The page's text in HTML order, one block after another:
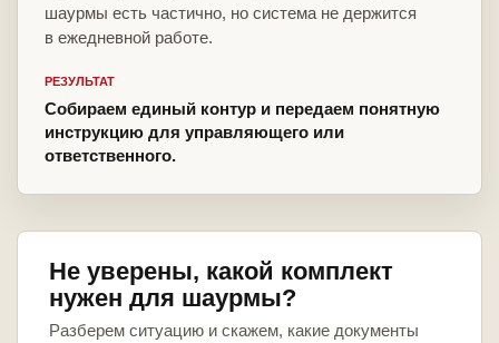
шаурмы есть частично, но система не держится
в ежедневной работе.
РЕЗУЛЬТАТ
Собираем единый контур и передаем понятную
инструкцию для управляющего или
ответственного.
Не уверены, какой комплект
нужен для шаурмы?
Разберем ситуацию и скажем, какие документы